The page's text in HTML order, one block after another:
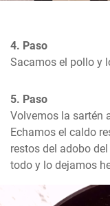
4. Paso
Sacamos el pollo y
5. Paso
Volvemos la sartén
Echamos el caldo
restos del adobo
todo y lo dejamos